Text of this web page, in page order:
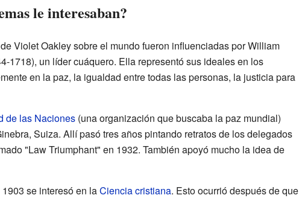
le interesaban?
Violet Oakley sobre el mundo fueron influenciadas por William
1718), un líder cuáquero. Ella representó sus ideales en los
en la paz, la igualdad entre todas las personas, la justicia para
de las Naciones(una organización que buscaba la paz mundial)
Suiza. Allí pasó tres años pintando retratos de los delegados
"Law Triumphant" en 1932. También apoyó mucho la idea de
se interesó en laCiencia cristiana. Esto ocurrió después de que